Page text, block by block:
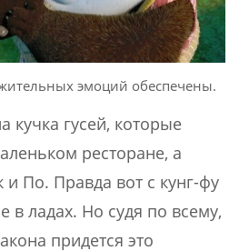
эмоций обеспечены.
кучка гусей, которые
ресторане, а
и По. Правда вот с кунг-фу
в ладах. Но судя по всему,
придется это